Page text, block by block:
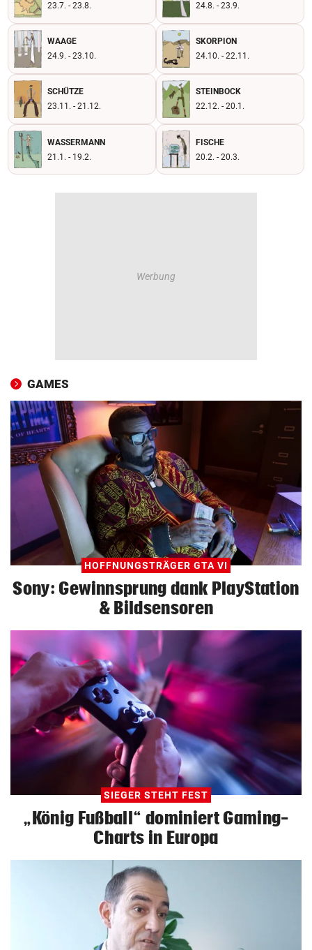
23.7. - 23.8.
24.8. - 23.9.
WAAGE
24.9. - 23.10.
SKORPION
24.10. - 22.11.
SCHÜTZE
23.11. - 21.12.
STEINBOCK
22.12. - 20.1.
WASSERMANN
21.1. - 19.2.
FISCHE
20.2. - 20.3.
GAMES
HOFFNUNGSTRÄGER GTA VI
Sony: Gewinnsprung dank PlayStation
& Bildsensoren
SIEGER STEHT FEST
„König Fußball“ dominiert Gaming-
Charts in Europa